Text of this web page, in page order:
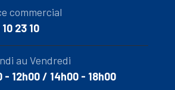
commercial
23 10
au Vendredi
- 12h00 / 14h00 - 18h00